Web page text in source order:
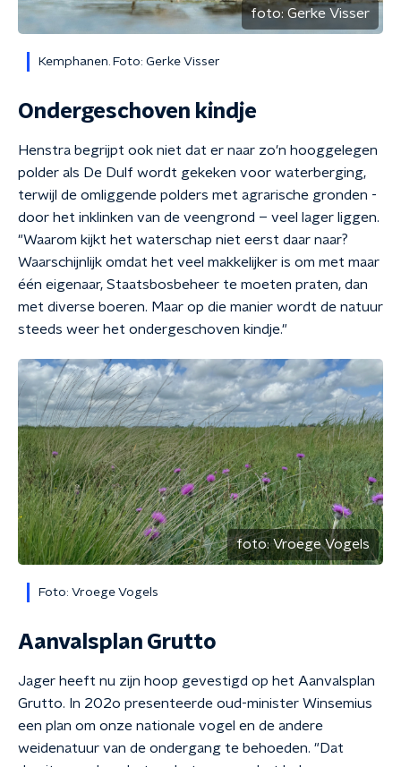
foto: Gerke Visser
Kemphanen. Foto: Gerke Visser
Ondergeschoven kindje
Henstra begrijpt ook niet dat er naar zo'n hooggelegen
polder als De Dulf wordt gekeken voor waterberging,
terwijl de omliggende polders met agrarische gronden -
door het inklinken van de veengrond – veel lager liggen.
"Waarom kijkt het waterschap niet eerst daar naar?
Waarschijnlijk omdat het veel makkelijker is om met maar
één eigenaar, Staatsbosbeheer te moeten praten, dan
met diverse boeren. Maar op die manier wordt de natuur
steeds weer het ondergeschoven kindje."
foto:Vroege Vogels
Foto: Vroege Vogels
Aanvalsplan Grutto
Jager heeft nu zijn hoop gevestigd op het Aanvalsplan
Grutto. In 202o presenteerde oud-minister Winsemius
een plan om onze nationale vogel en de andere
weidenatuur van de ondergang te behoeden. "Dat